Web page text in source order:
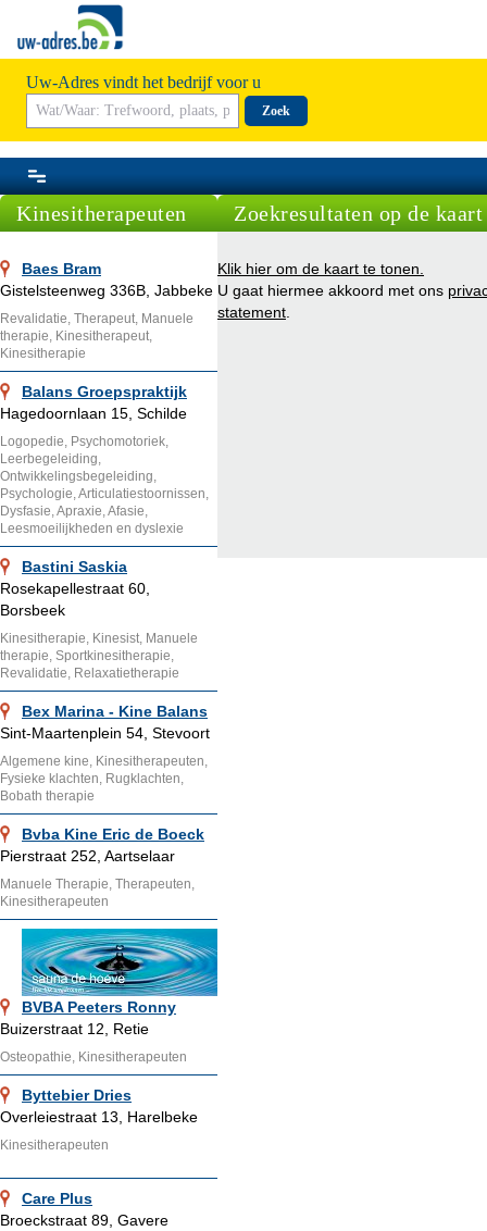
Uw-Adres vindt het bedrijf voor u
Zoek
Kinesitherapeuten
Baes Bram
Gistelsteenweg 336B, Jabbeke
Revalidatie, Therapeut, Manuele
therapie, Kinesitherapeut,
Kinesitherapie
Balans Groepspraktijk
Hagedoornlaan 15, Schilde
Logopedie, Psychomotoriek,
Leerbegeleiding,
Ontwikkelingsbegeleiding,
Psychologie, Articulatiestoornissen,
Dysfasie, Apraxie, Afasie,
Leesmoeilijkheden en dyslexie
Bastini Saskia
Rosekapellestraat 60,
Borsbeek
Kinesitherapie, Kinesist, Manuele
therapie, Sportkinesitherapie,
Revalidatie, Relaxatietherapie
Bex Marina - Kine Balans
Sint-Maartenplein 54, Stevoort
Algemene kine, Kinesitherapeuten,
Fysieke klachten, Rugklachten,
Bobath therapie
Bvba Kine Eric de Boeck
Pierstraat 252, Aartselaar
Manuele Therapie, Therapeuten,
Kinesitherapeuten
BVBA Peeters Ronny
Buizerstraat 12, Retie
Osteopathie, Kinesitherapeuten
Byttebier Dries
Overleiestraat 13, Harelbeke
Kinesitherapeuten
Care Plus
Broeckstraat 89, Gavere
Zoekresultaten op de kaart
Klik hier om de kaart te tonen.
U gaat hiermee akkoord met ons
statement